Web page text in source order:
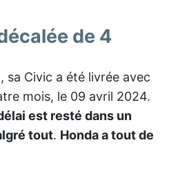
de 4
sa Civic a été livrée avec
mois, le 09 avril 2024.
est resté dans un
tout. Honda a tout de